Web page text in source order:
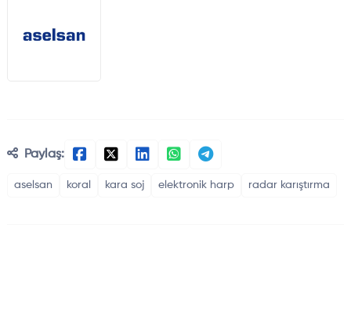
Paylaş:
aselsan koral kara soj elektronik harp radar karıştırma